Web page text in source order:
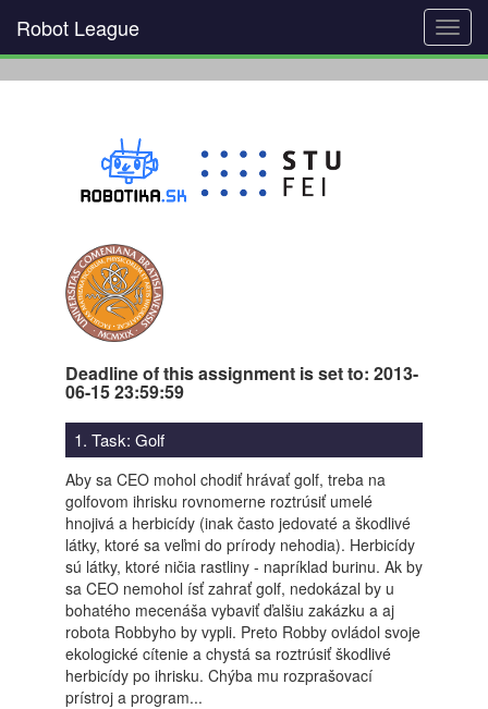
Robot League
Deadline of this assignment is set to: 2013-
06-15 23:59:59
1. Task: Golf
Aby sa CEO mohol chodiť hrávať golf, treba na
golfovom ihrisku rovnomerne roztrúsiť umelé
hnojivá a herbicídy (inak často jedovaté a škodlivé
látky, ktoré sa veľmi do prírody nehodia). Herbicídy
sú látky, ktoré ničia rastliny - napríklad burinu. Ak by
sa CEO nemohol ísť zahrať golf, nedokázal by u
bohatého mecenáša vybaviť ďalšiu zakázku a aj
robota Robbyho by vypli. Preto Robby ovládol svoje
ekologické cítenie a chystá sa roztrúsiť škodlivé
herbicídy po ihrisku. Chýba mu rozprašovací
prístroj a program...